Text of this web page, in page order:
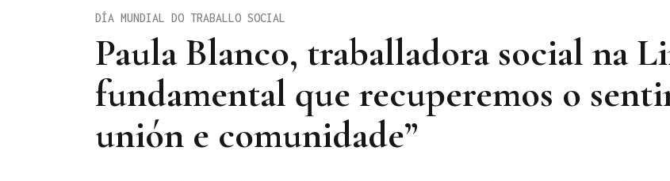
Paula Blanco, traballadora social na
fundamental que recuperemos o
unión e comunidade”
DÍA MUNDIAL DO TRABALLO SOCIAL